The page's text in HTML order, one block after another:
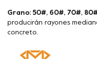
Grano: 50#, 60#, 70#,
producirán rayones
concreto.